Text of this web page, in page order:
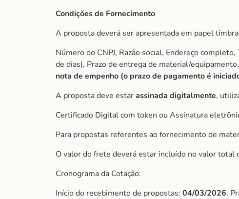
Condições de Fornecimento
A proposta deverá ser apresentada em papel
Número do CNPJ, Razão social, Endereço
de dias), Prazo de entrega de material/
nota de empenho (o prazo de pagamento é
A proposta deve estarassinada digitalmente,
Certificado Digital com token ou Assinatura
Para propostas referentes ao fornecimento de
O valor do frete deverá estar incluído no valor
Cronograma da Cotação:
Início do recebimento de propostas: 04/03/2026,